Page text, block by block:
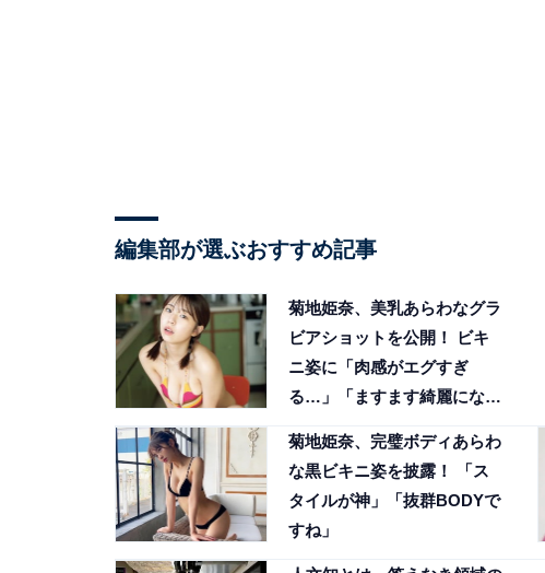
編集部が選ぶおすすめ記事
菊地姫奈、美乳あらわなグラ
ビアショットを公開！ ビキ
ニ姿に「肉感がエグすぎ
る…」「ますます綺麗になっ
菊地姫奈、完璧ボディあらわ
な黒ビキニ姿を披露！ 「ス
タイルが神」「抜群BODYで
すね」